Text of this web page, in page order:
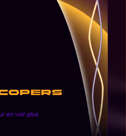
en voir plus